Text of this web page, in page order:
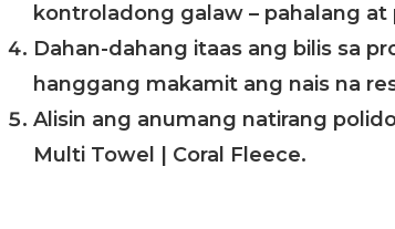
kontroladong galaw – pahalang at
Dahan-dahang itaas ang bilis sa
hanggang makamit ang nais na
Alisin ang anumang natirang
Multi Towel | Coral Fleece.